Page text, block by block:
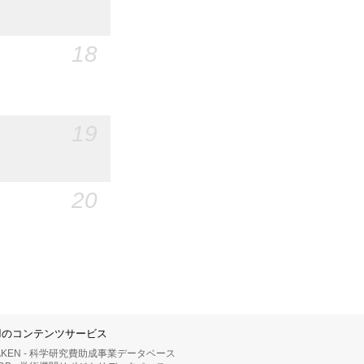
18
20
のコンテンツサービス
- 科学研究費助成事業データベース